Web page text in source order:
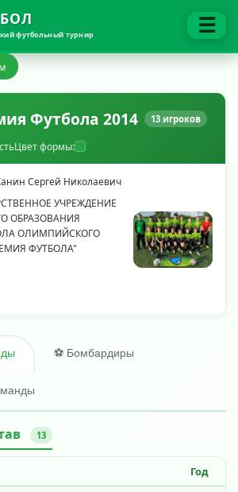
футбольный турнир ☰
Футбола 2014 13 игроков
Цвет формы:
Сергей Николаевич
УЧРЕЖДЕНИЕ
ОБРАЗОВАНИЯ
ОЛИМПИЙСКОГО
ФУТБОЛА"
⚽ Бомбардиры
13
Год